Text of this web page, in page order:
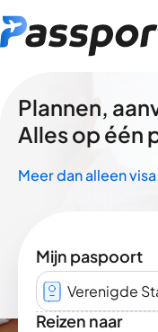
Plannen,
Alles op één
Meer dan alleen
Mijn paspoort
Verenigde
Reizen naar